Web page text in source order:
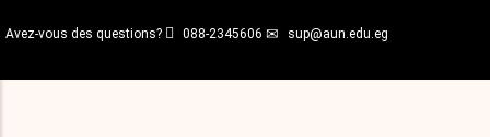
au
principal
Avez-vous des questions? 088-2345606 sup@aun.edu.eg